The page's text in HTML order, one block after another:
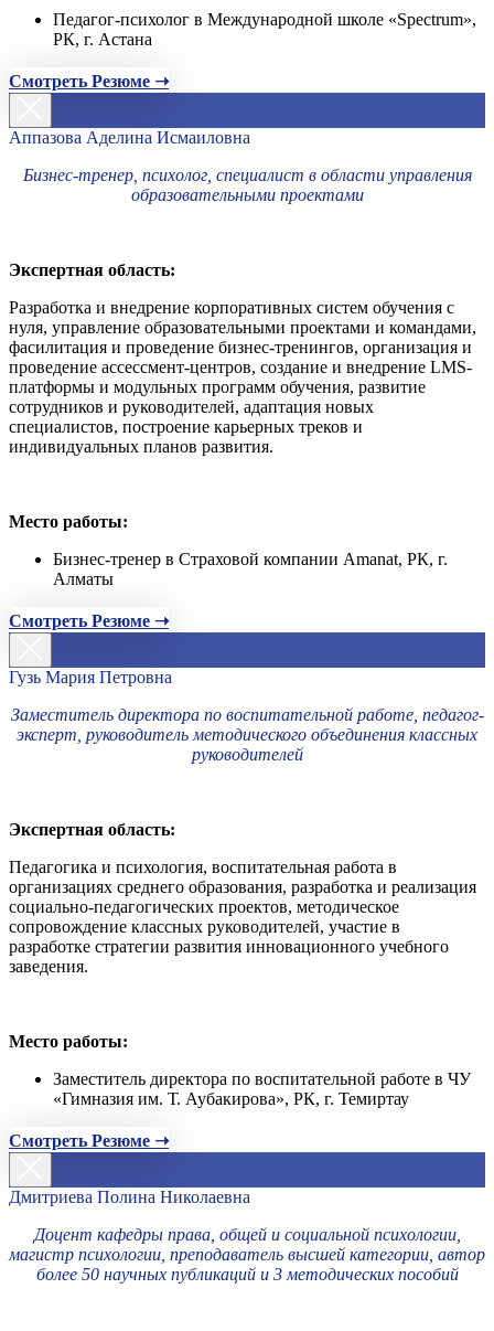
Педагог-психолог в Международной школе «Spectrum»,
РК, г. Астана
Смотреть Резюме ➝
Аппазова Аделина Исмаиловна
Бизнес-тренер, психолог, специалист в области управления
образовательными проектами
Экспертная область:
Разработка и внедрение корпоративных систем обучения с
нуля, управление образовательными проектами и командами,
фасилитация и проведение бизнес-тренингов, организация и
проведение ассессмент-центров, создание и внедрение LMS-
платформы и модульных программ обучения, развитие
сотрудников и руководителей, адаптация новых
специалистов, построение карьерных треков и
индивидуальных планов развития.
Место работы:
Бизнес-тренер в Страховой компании Amanat, РК, г.
Алматы
Смотреть Резюме ➝
Гузь Мария Петровна
Заместитель директора по воспитательной работе, педагог-
эксперт, руководитель методического объединения классных
руководителей
Экспертная область:
Педагогика и психология, воспитательная работа в
организациях среднего образования, разработка и реализация
социально-педагогических проектов, методическое
сопровождение классных руководителей, участие в
разработке стратегии развития инновационного учебного
заведения.
Место работы:
Заместитель директора по воспитательной работе в ЧУ
«Гимназия им. Т. Аубакирова», РК, г. Темиртау
Смотреть Резюме ➝
Дмитриева Полина Николаевна
Доцент кафедры права, общей и социальной психологии,
магистр психологии, преподаватель высшей категории, автор
более 50 научных публикаций и 3 методических пособий